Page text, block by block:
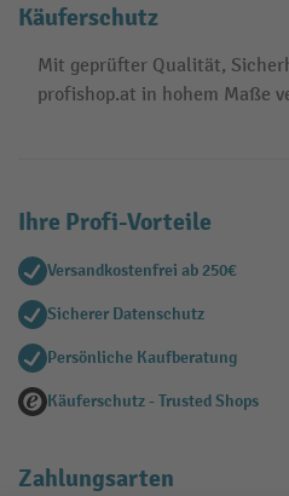
Käuferschutz
Mit geprüfter Qualität,
profishop.at in hohem Maße
Ihre Profi-Vorteile
Versandkostenfrei ab 250€
Sicherer Datenschutz
Persönliche Kaufberatung
Käuferschutz - Trusted Shops
Zahlungsarten